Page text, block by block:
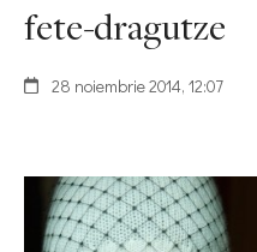
fete-dragutze
28 noiembrie 2014, 12:07